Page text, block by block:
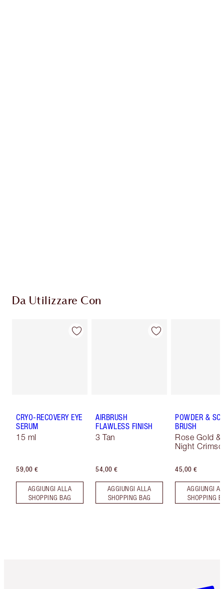
Da Utilizzare Con
CRYO-RECOVERY EYE
SERUM
15 ml
59,00 €
AGGIUNGI ALLA
SHOPPING BAG
AIRBRUSH
FLAWLESS FINISH
3 Tan
54,00 €
AGGIUNGI ALLA
SHOPPING BAG
POWDER &
BRUSH
Rose Gold &
Night
45,00 €
AGGIUNGI
SHOPPING